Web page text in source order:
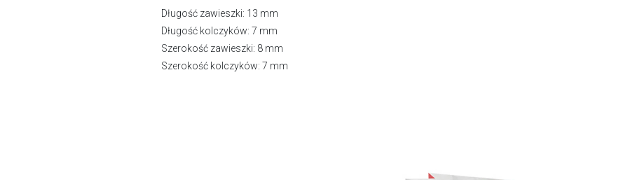
Długość zawieszki: 13 mm
Długość kolczyków: 7 mm
Szerokość zawieszki: 8 mm
Szerokość kolczyków: 7 mm